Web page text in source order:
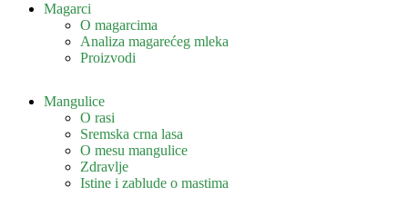
Magarci
O magarcima
Analiza magarećeg mleka
Proizvodi
Mangulice
O rasi
Sremska crna lasa
O mesu mangulice
Zdravlje
Istine i zablude o mastima